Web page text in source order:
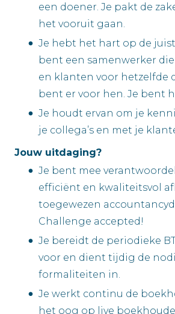
een doener. Je pakt de
het vooruit gaan.
Je hebt het hart op de
bent een samenwerker
en klanten voor hetzelfde
bent er voor hen. Je bent
Je houdt ervan om je
je collega’s en met je
Jouw uitdaging?
Je bent mee
efficiënt en kwaliteitsvol
toegewezen
Challenge accepted!
Je bereidt de periodieke
voor en dient tijdig de
formaliteiten in.
Je werkt continu de
het oog op live